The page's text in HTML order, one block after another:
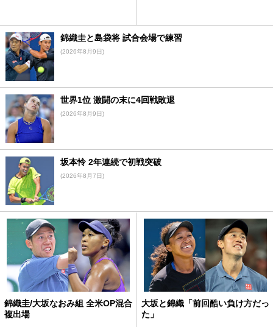
錦織圭と島袋将 試合会場で練習
(2026年8月9日)
世界1位 激闘の末に4回戦敗退
(2026年8月9日)
坂本怜 2年連続で初戦突破
(2026年8月7日)
錦織圭/大坂なおみ組 全米OP混合
複出場
大坂と錦織「前回酷い負け方だっ
た」